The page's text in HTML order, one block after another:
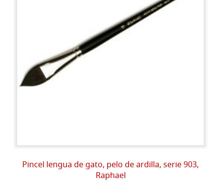
Pincel lengua de gato, pelo de ardilla, serie 903,
Raphael